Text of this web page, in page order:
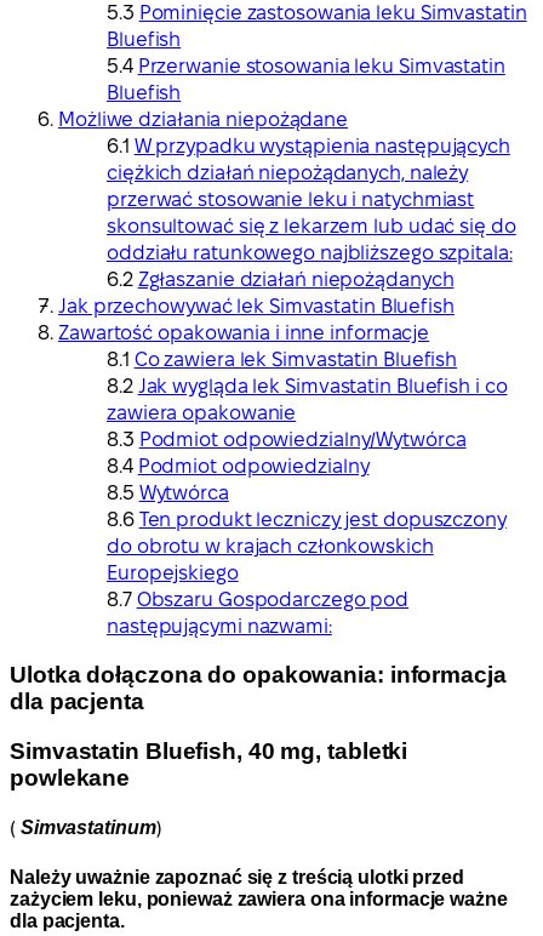
Pominięcie zastosowania leku Simvastatin
Bluefish
Przerwanie stosowania leku Simvastatin
Bluefish
Możliwe działania niepożądane
W przypadku wystąpienia następujących
ciężkich działań niepożądanych, należy
przerwać stosowanie leku i natychmiast
skonsultować się z lekarzem lub udać się do
oddziału ratunkowego najbliższego szpitala:
Zgłaszanie działań niepożądanych
Jak przechowywać lek Simvastatin Bluefish
Zawartość opakowania i inne informacje
Co zawiera lek Simvastatin Bluefish
Jak wygląda lek Simvastatin Bluefish i co
zawiera opakowanie
Podmiot odpowiedzialny/Wytwórca
Podmiot odpowiedzialny
Wytwórca
Ten produkt leczniczy jest dopuszczony
do obrotu w krajach członkowskich
Europejskiego
Obszaru Gospodarczego pod
następującymi nazwami:
Ulotka dołączona do opakowania: informacja
dla pacjenta
Simvastatin Bluefish, 40 mg, tabletki
powlekane
( Simvastatinum)
Należy uważnie zapoznać się z treścią ulotki przed
zażyciem leku, ponieważ zawiera ona informacje ważne
dla pacjenta.